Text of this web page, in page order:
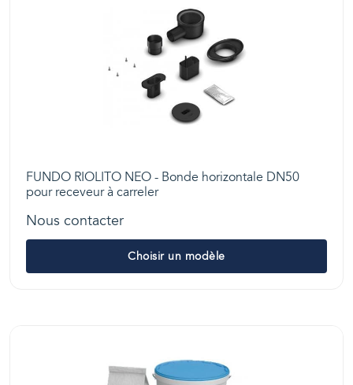
FUNDO RIOLITO NEO - Bonde horizontale DN50
pour receveur à carreler
Nous contacter
Choisir un modèle